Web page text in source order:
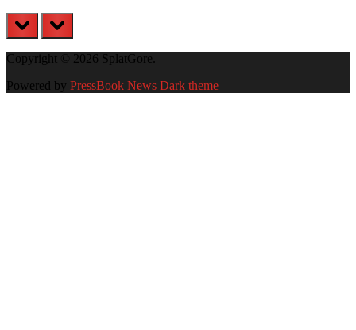
prev next
Copyright © 2026 SplatGore.
Powered by PressBook News Dark theme